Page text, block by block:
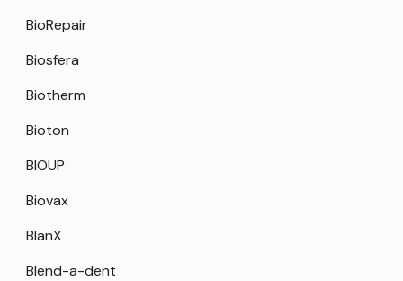
BioRepair
Biosfera
Biotherm
Bioton
BIOUP
Biovax
BlanX
Blend-a-dent